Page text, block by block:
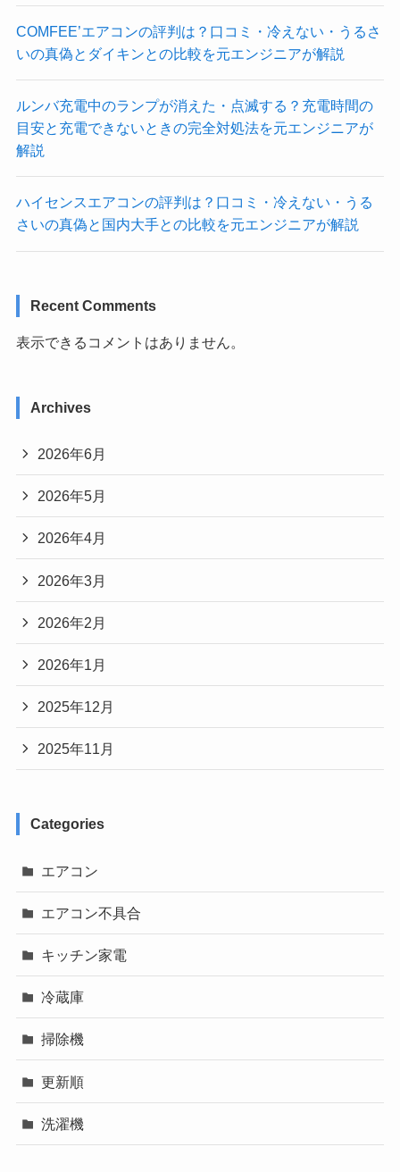
COMFEE’エアコンの評判は？口コミ・冷えない・うるさ
いの真偽とダイキンとの比較を元エンジニアが解説
ルンバ充電中のランプが消えた・点滅する？充電時間の
目安と充電できないときの完全対処法を元エンジニアが
解説
ハイセンスエアコンの評判は？口コミ・冷えない・うる
さいの真偽と国内大手との比較を元エンジニアが解説
Recent Comments
表示できるコメントはありません。
Archives
2026年6月
2026年5月
2026年4月
2026年3月
2026年2月
2026年1月
2025年12月
2025年11月
Categories
エアコン
エアコン不具合
キッチン家電
冷蔵庫
掃除機
更新順
洗濯機